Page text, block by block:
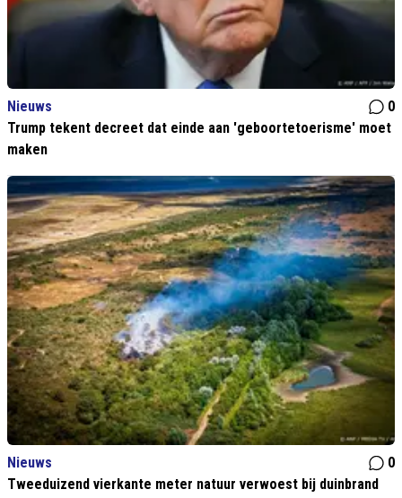
Nieuws
0
Trump tekent decreet dat einde aan 'geboortetoerisme' moet
maken
Nieuws
0
Tweeduizend vierkante meter natuur verwoest bij duinbrand